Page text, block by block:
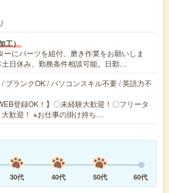
工）
ーにパーツを組付、磨き作業をお願いしま
日休み、勤務条件相談可能。日勤…
ブランクOK / パソコンスキル不要 / 英語力不
登録OK！】〇未経験大歓迎！〇フリータ
歓迎！ ※お仕事の掛け持ち…
30代 40代 50代 60代